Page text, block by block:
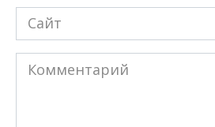
Сайт
Комментарий